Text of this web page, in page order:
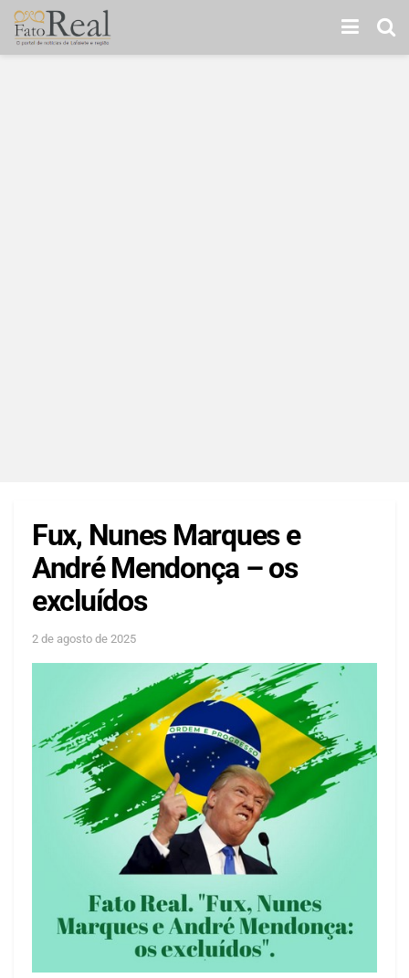
Fux, Nunes Marques e
André Mendonça – os
excluídos
2 de agosto de 2025